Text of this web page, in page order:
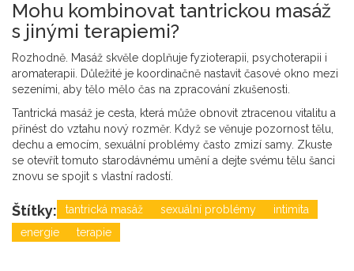
Mohu kombinovat tantrickou masáž
s jinými terapiemi?
Rozhodně. Masáž skvěle doplňuje fyzioterapii, psychoterapii i
aromaterapii. Důležité je koordinačně nastavit časové okno mezi
sezeními, aby tělo mělo čas na zpracování zkušenosti.
Tantrická masáž je cesta, která může obnovit ztracenou vitalitu a
přinést do vztahu nový rozměr. Když se věnuje pozornost tělu,
dechu a emocím, sexuální problémy často zmizí samy. Zkuste
se otevřít tomuto starodávnému umění a dejte svému tělu šanci
znovu se spojit s vlastní radostí.
Štítky: tantrická masáž sexuální problémy
intimita
energie
terapie